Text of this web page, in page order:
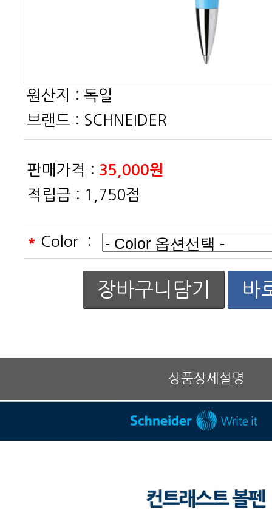
원산지 : 독일
브랜드 : SCHNEIDER
판매가격 : 35,000원
적립금 : 1,750점
* Color :
장바구니담기 바
상품상세설명